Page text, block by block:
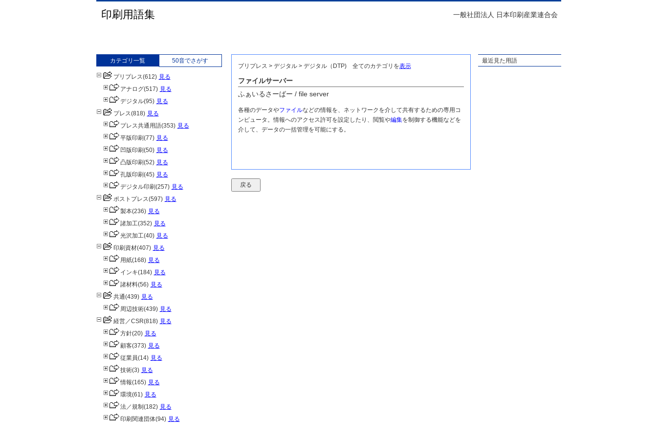
印刷用語集 一般社団法人 日本印刷産業連合会
カテゴリ一覧 50音でさがす
プリプレス(612) 見る
アナログ(517) 見る
デジタル(95) 見る
プレス(818) 見る
プレス共通用語(353) 見る
平版印刷(77) 見る
凹版印刷(50) 見る
凸版印刷(52) 見る
孔版印刷(45) 見る
デジタル印刷(257) 見る
ポストプレス(597) 見る
製本(236) 見る
諸加工(352) 見る
光沢加工(40) 見る
印刷資材(407) 見る
用紙(168) 見る
インキ(184) 見る
諸材料(56) 見る
共通(439) 見る
周辺技術(439) 見る
経営／CSR(818) 見る
方針(20) 見る
顧客(373) 見る
従業員(14) 見る
技術(3) 見る
情報(165) 見る
環境(61) 見る
法／規制 (182) 見る
印刷関連団体(94) 見る
プリプレス > デジタル > デジタル（DTP)全てのカテゴリを表示
ファイルサーバー
ふぁいるさーばー / file server
各種のデータやファイルなどの情報を、ネットワークを介して共有するための専用コ
ンピュータ。情報へのアクセス許可を設定したり、閲覧や編集を制御する機能などを
介して、データの一括管理を可能にする。
最近見た用語